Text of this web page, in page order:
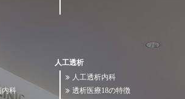
内科
人工透析
人工透析内科
透析医療18の特徴